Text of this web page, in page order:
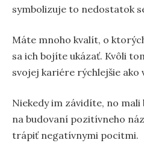
symbolizuje to nedostatok
Máte mnoho kvalít, o
sa ich bojíte ukázať. Kvôli
svojej kariére rýchlejšie ako
Niekedy im závidíte, no
na budovaní pozitívneho
trápiť negatívnymi pocitmi.